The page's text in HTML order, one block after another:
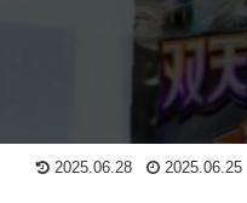
2025.06.28 2025.06.25